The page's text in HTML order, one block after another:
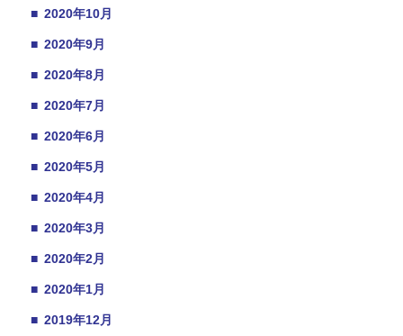
■ 2020年10月
■ 2020年9月
■ 2020年8月
■ 2020年7月
■ 2020年6月
■ 2020年5月
■ 2020年4月
■ 2020年3月
■ 2020年2月
■ 2020年1月
■ 2019年12月